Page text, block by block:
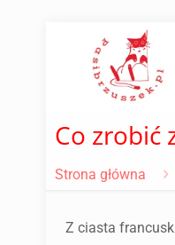
Co zrobić
Strona główna
Z ciasta